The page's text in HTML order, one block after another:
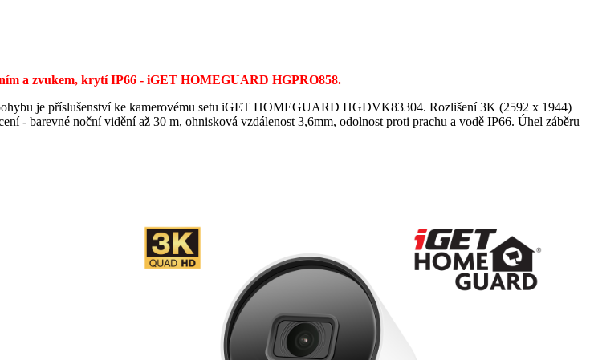
a zvukem, krytí IP66 - iGET HOMEGUARD HGPRO858.
je příslušenství ke kamerovému setu iGET HOMEGUARD HGDVK83304. Rozlišení 3K (2592 x 1944)
- barevné noční vidění až 30 m, ohnisková vzdálenost 3,6mm, odolnost proti prachu a vodě IP66. Úhel záběru